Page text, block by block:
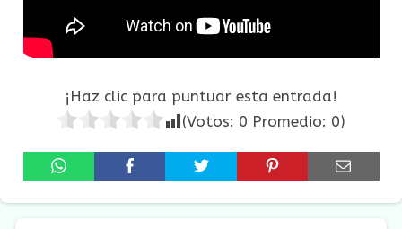
¡Haz clic para puntuar esta entrada!
(Votos: 0 Promedio: 0)